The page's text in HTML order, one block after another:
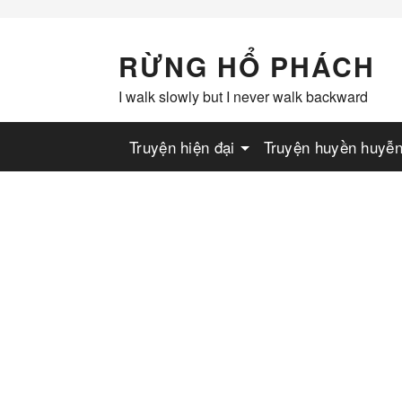
RỪNG HỔ PHÁCH
I walk slowly but I never walk backward
Truyện hiện đại Truyện huyền huyễn